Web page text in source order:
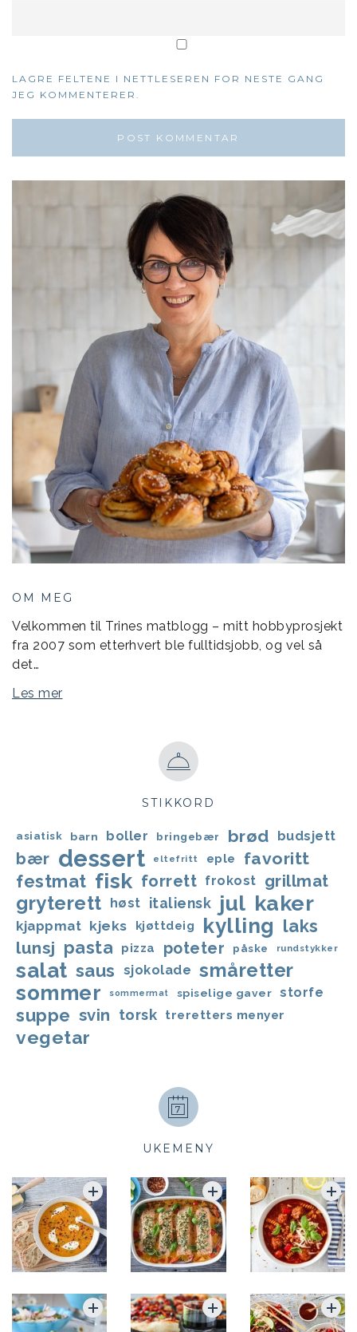
LAGRE FELTENE I NETTLESEREN FOR NESTE GANG
JEG KOMMENTERER.
OM MEG
Velkommen til Trines matblogg – mitt hobbyprosjekt
fra 2007 som etterhvert ble fulltidsjobb, og vel så
det…
Les mer
STIKKORD
asiatisk barn boller bringebær brød budsjett
bær dessert eltefritt eple favoritt
festmat fisk forrett frokost grillmat
gryterett høst italiensk jul kaker
kjappmat kjeks kjøttdeig kylling laks
lunsj pasta pizza poteter påske rundstykker
salat saus sjokolade småretter
sommer sommermat spiselige gaver storfe
suppe svin torsk treretters menyer
vegetar
UKEMENY